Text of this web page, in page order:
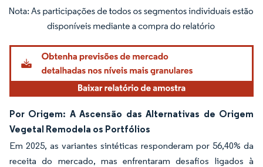
Imagem © Mordor Intelligence. O reuso requer atribuição conforme CC BY 4.0.
Por Origem: A Ascensão das Alternativas de Origem
Vegetal Remodela os Portfólios
Em 2025, as variantes sintéticas responderam por 56,40% da
receita do mercado, mas enfrentaram desafios ligados à